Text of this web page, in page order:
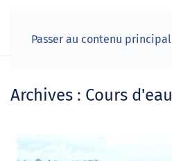
Passer au contenu principal
Archives : Cours d'eau